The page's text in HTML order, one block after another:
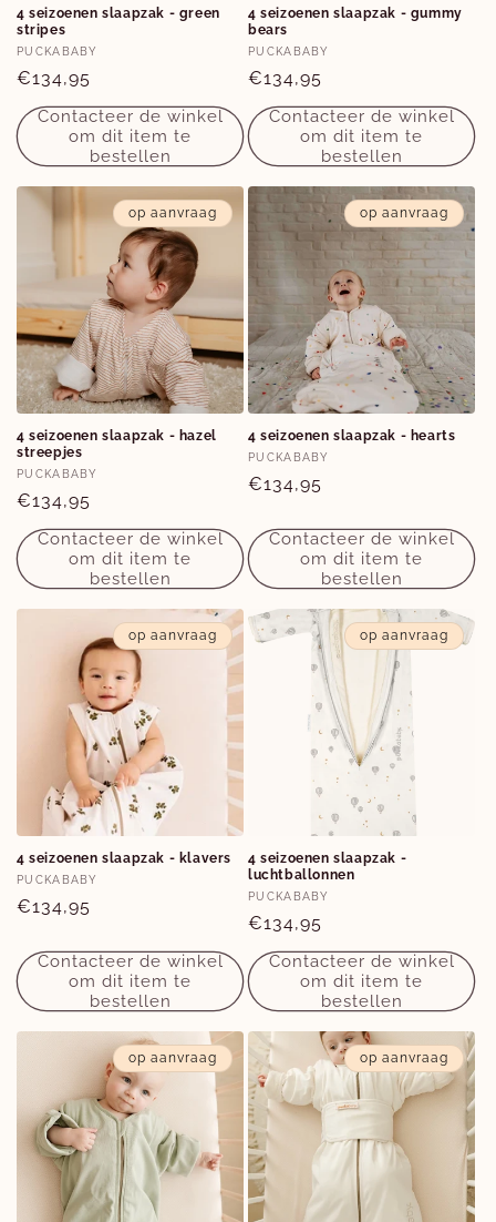
:
4 seizoenen slaapzak - green
stripes
Verkoper:
PUCKABABY
Normale
prijs
€134,95
Contacteer de winkel
om dit item te
bestellen
4 seizoenen slaapzak - gummy
bears
Verkoper:
PUCKABABY
Normale
prijs
€134,95
Contacteer de winkel
om dit item te
bestellen
op aanvraag
4 seizoenen slaapzak - hazel
streepjes
Verkoper:
PUCKABABY
Normale
prijs
€134,95
Contacteer de winkel
om dit item te
bestellen
op aanvraag
4 seizoenen slaapzak - hearts
Verkoper:
PUCKABABY
Normale
€134,95
Contacteer de winkel
om dit item te
bestellen
op aanvraag
4 seizoenen slaapzak - klavers
Verkoper:
PUCKABABY
Normale
€134,95
Contacteer de winkel
om dit item te
bestellen
op aanvraag
4 seizoenen slaapzak -
luchtballonnen
Verkoper:
PUCKABABY
Normale
prijs
€134,95
Contacteer de winkel
om dit item te
bestellen
op aanvraag op aanvraag